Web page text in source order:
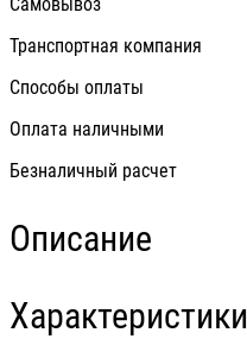
Транспортная компания
Способы оплаты
Оплата наличными
Безналичный расчет
Описание
Характеристики